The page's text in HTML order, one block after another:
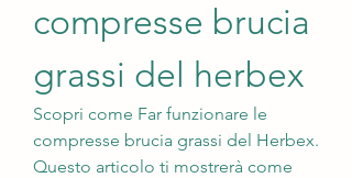
compresse brucia
grassi del herbex
Scopri come Far funzionare le
compresse brucia grassi del Herbex.
Questo articolo ti mostrerà come